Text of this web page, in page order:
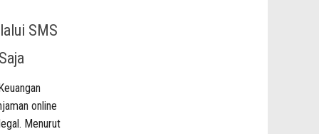
SMS
online
Menurut